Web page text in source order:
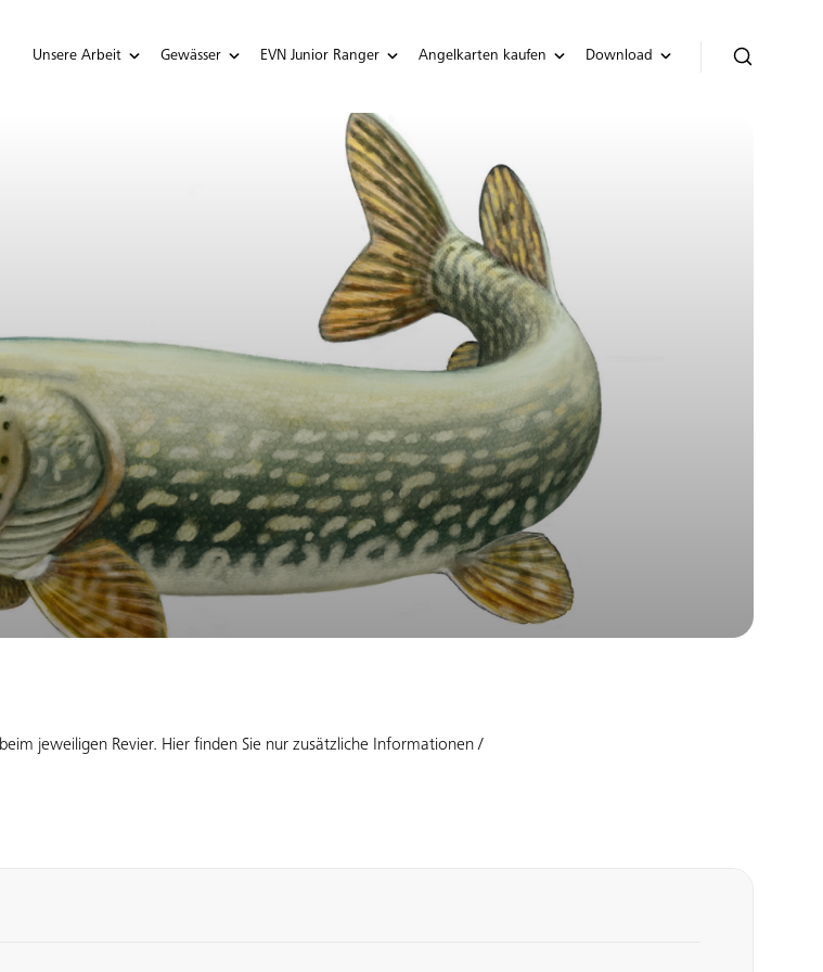
Unsere Arbeit Gewässer EVN Junior Ranger Angelkarten kaufen Download
beim jeweiligen Revier. Hier finden Sie nur zusätzliche Informationen /